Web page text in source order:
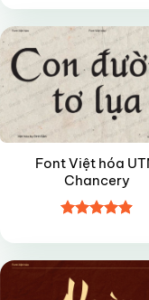
hạng4.85
5 sao
Font Việt hóa
Chancery
hạng4.95
sao